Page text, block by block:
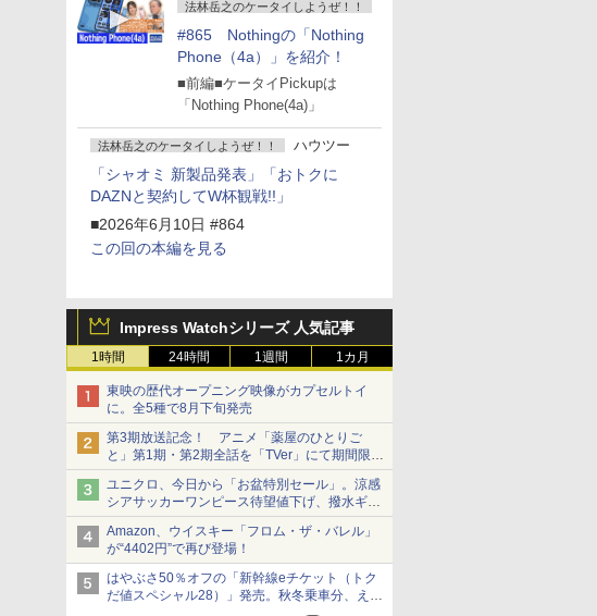
法林岳之のケータイしようぜ！！
#865 Nothingの「Nothing
Phone（4a）」を紹介！
■前編■ケータイPickupは
「Nothing Phone(4a)」
法林岳之のケータイしようぜ！！ ハウツー
「シャオミ 新製品発表」「おトクに
DAZNと契約してW杯観戦!!」
■2026年6月10日 #864
この回の本編を見る
Impress Watchシリーズ 人気記事
1時間 24時間 1週間 1カ月
東映の歴代オープニング映像がカプセルトイ
に。全5種で8月下旬発売
第3期放送記念！ アニメ「薬屋のひとりご
と」第1期・第2期全話を「TVer」にて期間限定
で順次無料配信開始
ユニクロ、今日から「お盆特別セール」。涼感
シアサッカーワンピース待望値下げ、撥水ギア
ショーツは1990円に
Amazon、ウイスキー「フロム・ザ・バレル」
が“4402円”で再び登場！
はやぶさ50％オフの「新幹線eチケット（トク
だ値スペシャル28）」発売。秋冬乗車分、えき